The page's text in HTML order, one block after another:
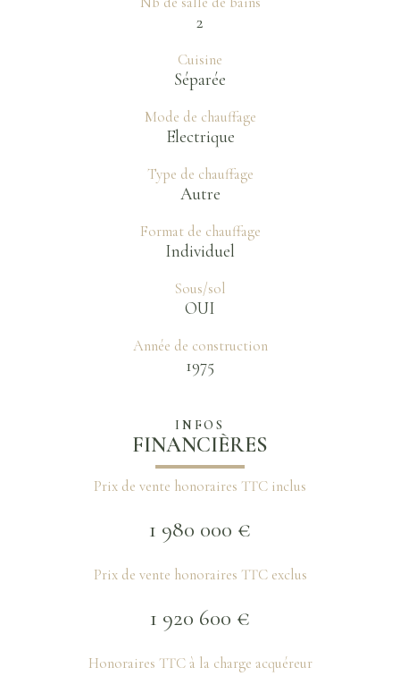
2
Cuisine
Séparée
Mode de chauffage
Electrique
Type de chauffage
Autre
Format de chauffage
Individuel
Sous/sol
OUI
Année de construction
1975
INFOS
FINANCIÈRES
Prix de vente honoraires TTC inclus
1 980 000 €
Prix de vente honoraires TTC exclus
1 920 600 €
Honoraires TTC à la charge acquéreur